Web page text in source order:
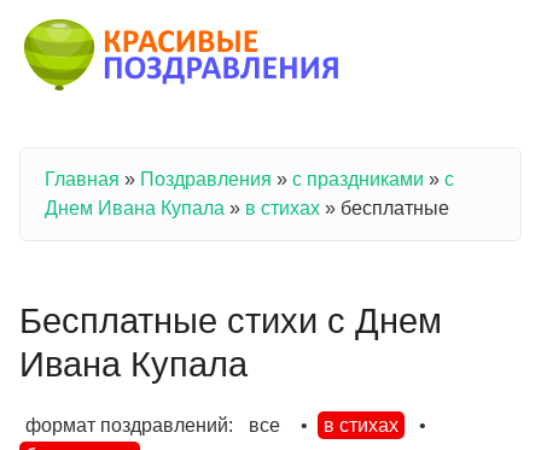
Вы здесь
Главная » Поздравления » с праздниками » с
Днем Ивана Купала » в стихах » бесплатные
Бесплатные стихи с Днем
Ивана Купала
формат поздравлений: все • в стихах
•